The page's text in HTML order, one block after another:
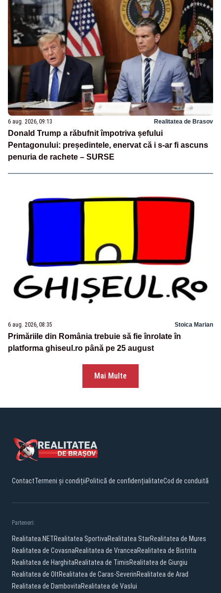
6 aug. 2026, 09:13 Realitatea de Brasov
Donald Trump a răbufnit împotriva șefului
Pentagonului: președintele, enervat că i s-ar fi ascuns
penuria de rachete – SURSE
6 aug. 2026, 08:35 Stoica Marian
Primăriile din România trebuie să fie înrolate în
platforma ghiseul.ro până pe 25 august
Mai Multe
ContactTermeni și condițiiPolitică de confidențialitateCod de conduită
Parteneri:
Realitatea.NETRealitatea SportivaRealitatea StarRealitatea de Mures
Realitatea de CovasnaRealitatea de VranceaRealitatea de Bistrita
Realitatea de HarghitaRealitatea de TimisRealitatea de Giurgiu
Realitatea de OltRealitatea de Caras-SeverinRealitatea de Arad
Realitatea de DambovitaRealitatea de Vaslui